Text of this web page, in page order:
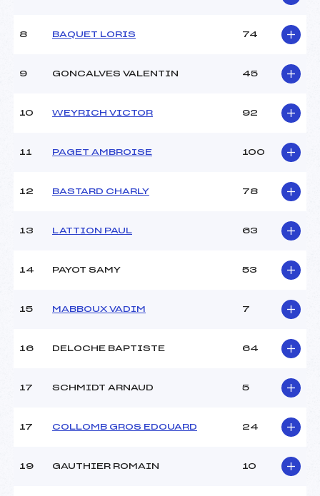
(MB)
Ouvreurs C :
CASTELLETTA ZOE (MB)
BEAU
Ouvreurs B :
Ouvreurs D :
-15
Température arrivée :
-12
Ben
8 BAQUET LORIS 74
9 GONCALVES VALENTIN 45
10 WEYRICH VICTOR 92
11 PAGET AMBROISE 100
12 BASTARD CHARLY 78
13 LATTION PAUL 63
14 PAYOT SAMY 53
15 MABBOUX VADIM 7
16 DELOCHE BAPTISTE 64
17 SCHMIDT ARNAUD 5
17 COLLOMB GROS EDOUARD 24
19 GAUTHIER ROMAIN 10